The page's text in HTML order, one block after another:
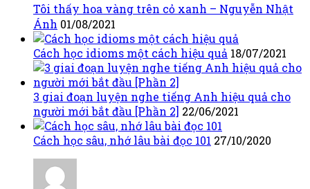
Tôi thấy hoa vàng trên cỏ xanh – Nguyễn Nhật
Ánh 01/08/2021
Cách học idioms một cách hiệu quả 18/07/2021
3 giai đoạn luyện nghe tiếng Anh hiệu quả cho
người mới bắt đầu [Phần 2] 22/06/2021
Cách học sâu, nhớ lâu bài đọc 101 27/10/2020